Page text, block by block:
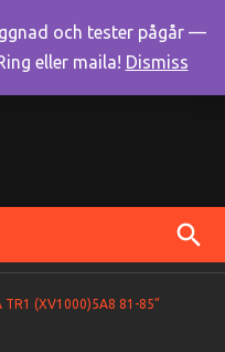
TR1 (XV1000)5A8 81-85”
och tester pågår —
eller maila! Dismiss